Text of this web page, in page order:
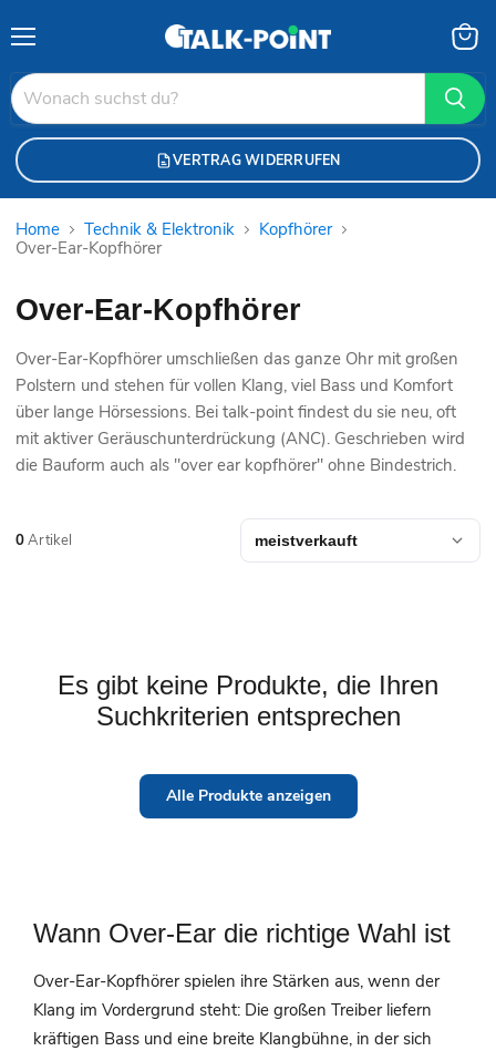
VERTRAG WIDERRUFEN
Home Technik & Elektronik
Kopfhörer
Over-Ear-Kopfhörer
Over-Ear-Kopfhörer
Over-Ear-Kopfhörer umschließen das ganze Ohr mit großen
Polstern und stehen für vollen Klang, viel Bass und Komfort
über lange Hörsessions. Bei talk-point findest du sie neu, oft
mit aktiver Geräuschunterdrückung (ANC). Geschrieben wird
die Bauform auch als "over ear kopfhörer" ohne Bindestrich.
0Artikel
Es gibt keine Produkte, die Ihren
Suchkriterien entsprechen
Alle Produkte anzeigen
Wann Over-Ear die richtige Wahl ist
Over-Ear-Kopfhörer spielen ihre Stärken aus, wenn der
Klang im Vordergrund steht: Die großen Treiber liefern
kräftigen Bass und eine breite Klangbühne, in der sich